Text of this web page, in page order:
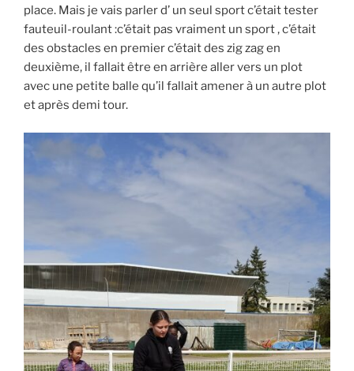
place. Mais je vais parler d’ un seul sport c’était tester
fauteuil-roulant :c’était pas vraiment un sport , c’était
des obstacles en premier c’était des zig zag en
deuxième, il fallait être en arrière aller vers un plot
avec une petite balle qu’il fallait amener à un autre plot
et après demi tour.